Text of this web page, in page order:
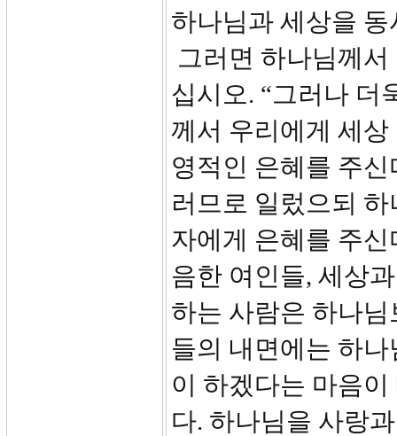
하나님과 세상을
그러면 하나님께서
십시오. “그러나 더
께서 우리에게 세
영적인 은혜를 주
러므로 일렀으되
자에게 은혜를 주신
음한 여인들, 세상
하는 사람은 하나
들의 내면에는 하
이 하겠다는 마음
다. 하나님을 사랑